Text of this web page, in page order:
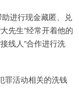
进行现金藏匿、兑
先生”经常开着他的
线人”合作进行洗
罪活动相关的洗钱